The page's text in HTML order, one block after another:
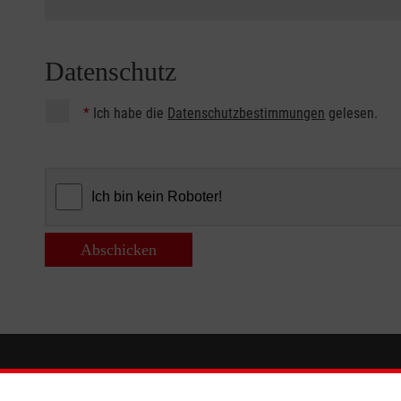
Datenschutz
* Ich habe die Datenschutzbestimmungen gelesen.
Abschicken
Informationen Die